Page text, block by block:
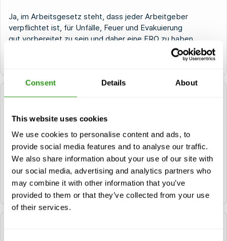
Consent Details About
This website uses cookies
We use cookies to personalise content and ads, to
provide social media features and to analyse our traffic.
We also share information about your use of our site with
our social media, advertising and analytics partners who
may combine it with other information that you’ve
provided to them or that they’ve collected from your use
of their services.
Ja, im Arbeitsgesetz steht, dass jeder Arbeitgeber
verpflichtet ist, für Unfälle, Feuer und Evakuierung
gut vorbereitet zu sein und daher eine ERO zu haben.
Ich habe zwar mein Erste-Hilfe-Zertifikat, aber
Nein, trotz Ihres Erste-Hilfe-Zertifikats muss in Ihrem
Unternehmen immer eine ERO anwesend sein. Der
Grund dafür ist, dass Sie in den ERO-Kursen auch für
das Löschen von Bränden ausgebildet werden.
Link zur Antwort kopieren